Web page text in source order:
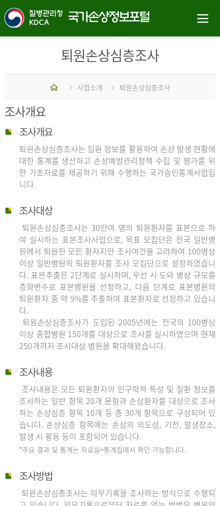
퇴원손상심층조사
홈 사업소개 퇴원손상심층조사
조사개요
조사개요
퇴원손상심층조사는 입원 정보를 활용하여 손상 발생 현황에
대한 통계를 생산하고 손상예방관리정책 수립 및 평가를 위
한 기초자료를 제공하기 위해 수행하는 국가승인통계사업입
니다.
조사대상
퇴원손상심층조사는 30만여 명의 퇴원환자를 표본으로 하
여 실시하는 표본조사사업으로, 목표 모집단은 전국 일반병
원에서 퇴원한 모든 환자지만 조사여건을 고려하여 100병상
이상 일반병원의 퇴원환자를 조사 모집단으로 설정하였습니
다. 표본추출은 2단계로 실시하며, 우선 시·도와 병상 규모를
층화변수로 표본병원을 선정하고, 다음 단계로 표본병원의
퇴원환자 중 약 9%를 추출하여 표본환자로 선정하고 있습니
다.
퇴원손상심층조사가 도입된 2005년에는 전국의 100병상
이상 종합병원 150개를 대상으로 조사를 실시하였으며 현재
250개까지 조사대상 병원을 확대해왔습니다.
조사내용
조사내용은 모든 퇴원환자의 인구학적 특성 및 질환 정보를
조사하는 일반 항목 20개 문항과 손상환자를 대상으로 조사
하는 손상심층 항목 10개 등 총 30개 항목으로 구성되어 있
습니다. 손상심층 항목에는 손상의 의도성, 기전, 발생장소,
발생 시 활동 등이 포함되어 있습니다.
*주요 결과 및 통계는 자료실>통계집에서 확인 가능합니다.
조사방법
퇴원손상심층조사는 의무기록을 조사하는 방식으로 수행되